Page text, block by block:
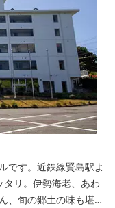
です。近鉄線賢島駅よ
タリ。伊勢海老、あわ
、旬の郷土の味も堪能